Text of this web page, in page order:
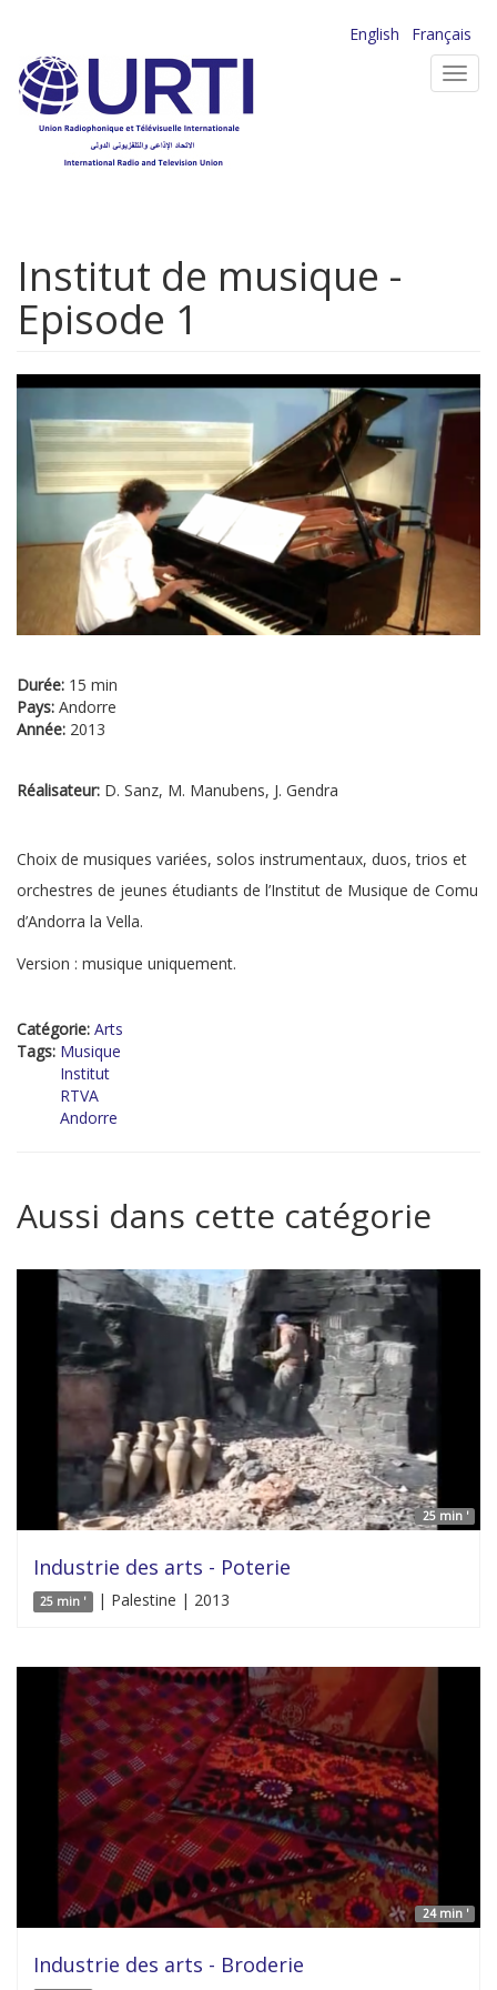
contenu
principal
English
Français
Institut de musique -
Episode 1
Durée: 15 min
Pays: Andorre
Année: 2013
Réalisateur: D. Sanz, M. Manubens, J. Gendra
Choix de musiques variées, solos instrumentaux, duos, trios et
orchestres de jeunes étudiants de l’Institut de Musique de Comu
d’Andorra la Vella.
Version : musique uniquement.
Catégorie: Arts
Tags: Musique
Institut
RTVA
Andorre
Aussi dans cette catégorie
25 min '
Industrie des arts - Poterie
25 min ' | Palestine | 2013
24 min '
Industrie des arts - Broderie